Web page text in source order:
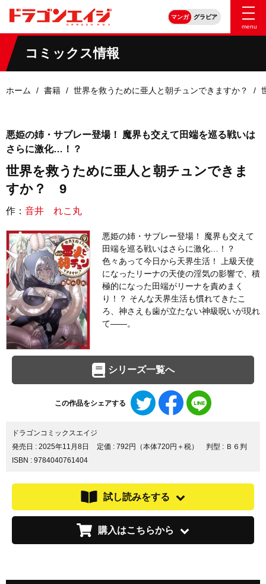
マンガ
グラビア
menu
コミックス情報
ホーム 書籍 世界を救うために亜人と朝チュンできますか？
悪姫の姉・サブレー登場！ 魔界も交えて田端を巡る戦いは
さらに激化…！？
世界を救うために亜人と朝チュンできま
すか？ 9
作： 音井 れこ丸
悪姫の姉・サブレー登場！ 魔界も交えて
田端を巡る戦いはさらに激化…！？
色々あって今日から天界生活！ 上級天使
になったリーナの天使の淫気の影響で、積
極的になった田端がリーナを責めまく
り！？ そんな天界生活も慣れてきたこ
ろ、神さえも歯が立たない神級呪いが現れ
て――。
シリーズ一覧へ
この作品をシェアする
Twitter
で
ア
Facebook
で
ア
で
ア
ドラゴンコミックスエイジ
発売日 : 2025年11月8日 定価 : 792円（本体720円＋税）
判型 : Ｂ６判
ISBN : 9784040761404
試し読みをする
購入はこちらから